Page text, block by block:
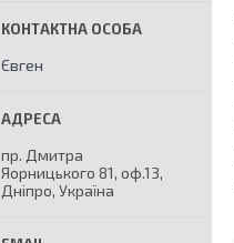
Євген
пр. Дмитра
Яорницького 81, оф.13,
Дніпро, Україна